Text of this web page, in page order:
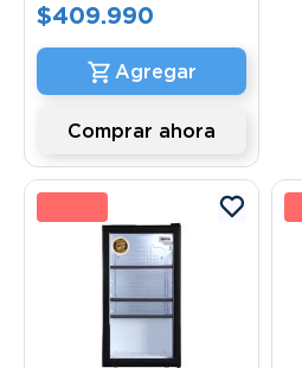
$409.990
Comprar ahora
9